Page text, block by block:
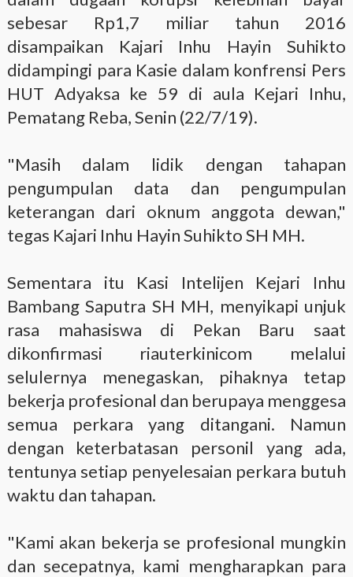
sebesar Rp1,7 miliar tahun 2016
disampaikan Kajari Inhu Hayin Suhikto
didampingi para Kasie dalam konfrensi Pers
HUT Adyaksa ke 59 di aula Kejari Inhu,
Pematang Reba, Senin (22/7/19).
"Masih dalam lidik dengan tahapan
pengumpulan data dan pengumpulan
keterangan dari oknum anggota dewan,"
tegas Kajari Inhu Hayin Suhikto SH MH.
Sementara itu Kasi Intelijen Kejari Inhu
Bambang Saputra SH MH, menyikapi unjuk
rasa mahasiswa di Pekan Baru saat
dikonfirmasi riauterkinicom melalui
selulernya menegaskan, pihaknya tetap
bekerja profesional dan berupaya menggesa
semua perkara yang ditangani. Namun
dengan keterbatasan personil yang ada,
tentunya setiap penyelesaian perkara butuh
waktu dan tahapan.
"Kami akan bekerja se profesional mungkin
dan secepatnya, kami mengharapkan para